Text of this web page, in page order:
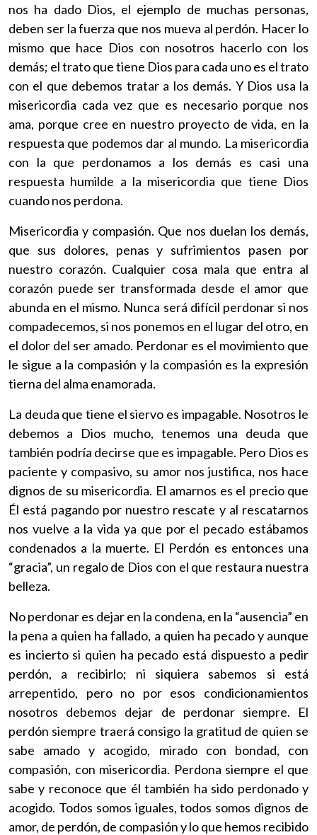
nos ha dado Dios, el ejemplo de muchas personas,
deben ser la fuerza que nos mueva al perdón. Hacer lo
mismo que hace Dios con nosotros hacerlo con los
demás; el trato que tiene Dios para cada uno es el trato
con el que debemos tratar a los demás. Y Dios usa la
misericordia cada vez que es necesario porque nos
ama, porque cree en nuestro proyecto de vida, en la
respuesta que podemos dar al mundo. La misericordia
con la que perdonamos a los demás es casi una
respuesta humilde a la misericordia que tiene Dios
cuando nos perdona.
Misericordia y compasión. Que nos duelan los demás,
que sus dolores, penas y sufrimientos pasen por
nuestro corazón. Cualquier cosa mala que entra al
corazón puede ser transformada desde el amor que
abunda en el mismo. Nunca será difícil perdonar si nos
compadecemos, si nos ponemos en el lugar del otro, en
el dolor del ser amado. Perdonar es el movimiento que
le sigue a la compasión y la compasión es la expresión
tierna del alma enamorada.
La deuda que tiene el siervo es impagable. Nosotros le
debemos a Dios mucho, tenemos una deuda que
también podría decirse que es impagable. Pero Dios es
paciente y compasivo, su amor nos justifica, nos hace
dignos de su misericordia. El amarnos es el precio que
Él está pagando por nuestro rescate y al rescatarnos
nos vuelve a la vida ya que por el pecado estábamos
condenados a la muerte. El Perdón es entonces una
“gracia”, un regalo de Dios con el que restaura nuestra
belleza.
No perdonar es dejar en la condena, en la “ausencia” en
la pena a quien ha fallado, a quien ha pecado y aunque
es incierto si quien ha pecado está dispuesto a pedir
perdón, a recibirlo; ni siquiera sabemos si está
arrepentido, pero no por esos condicionamientos
nosotros debemos dejar de perdonar siempre. El
perdón siempre traerá consigo la gratitud de quien se
sabe amado y acogido, mirado con bondad, con
compasión, con misericordia. Perdona siempre el que
sabe y reconoce que él también ha sido perdonado y
acogido. Todos somos iguales, todos somos dignos de
amor, de perdón, de compasión y lo que hemos recibido